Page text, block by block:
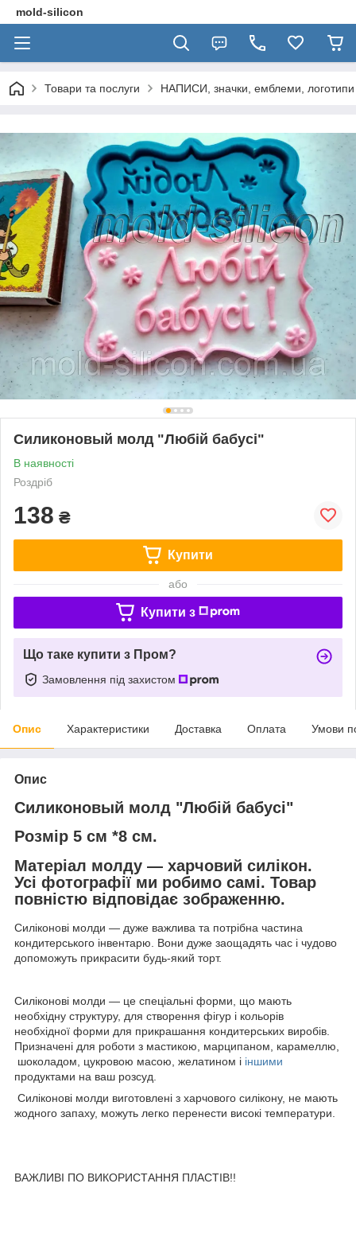
mold-silicon
Товари та послуги НАПИСИ, значки, емблеми, логотипи
Силиконовый молд "Любій бабусі"
В наявності
Роздріб
138 ₴
Купити
або
Купити з
Що таке купити з Пром?
Замовлення під захистом
Опис Характеристики Доставка Оплата Умови
Опис
Силиконовый молд "Любій бабусі"
Розмір 5 см *8 см.
Матеріал молду — харчовий силікон.
Усі фотографії ми робимо самі. Товар
повністю відповідає зображенню.
Силіконові молди — дуже важлива та потрібна частина
кондитерського інвентарю. Вони дуже заощадять час і чудово
допоможуть прикрасити будь-який торт.
Силіконові молди — це спеціальні форми, що мають
необхідну структуру, для створення фігур і кольорів
необхідної форми для прикрашання кондитерських виробів.
Призначені для роботи з мастикою, марципаном, карамеллю,
шоколадом, цукровою масою, желатином і іншими
продуктами на ваш розсуд.
Силіконові молди виготовлені з харчового силікону, не мають
жодного запаху, можуть легко перенести високі температури.
ВАЖЛИВІ ПО ВИКОРИСТАННЯ ПЛАСТІВ!!